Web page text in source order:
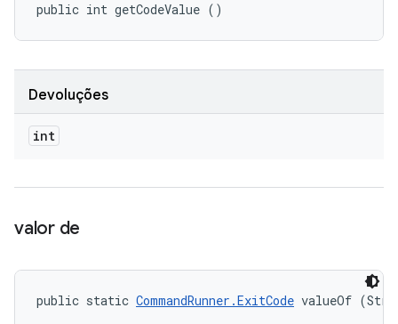
public int getCodeValue ()
Devoluções
int
valor de
public static CommandRunner.ExitCode valueOf